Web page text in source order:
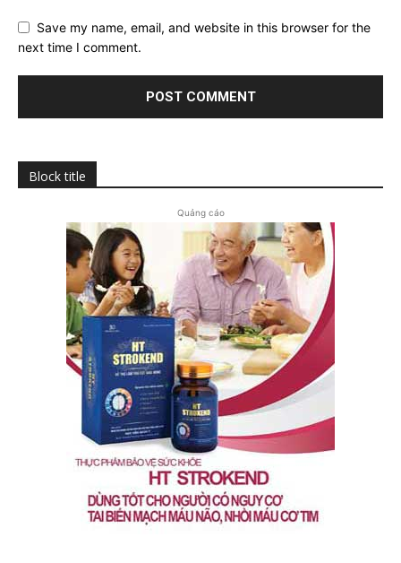
Save my name, email, and website in this browser for the
next time I comment.
Block title
Quảng cáo